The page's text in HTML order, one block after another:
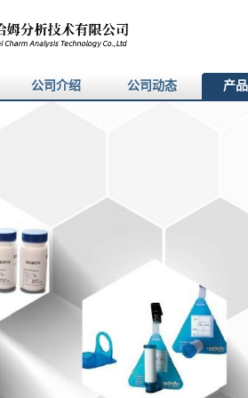
公司介绍 公司动态 产